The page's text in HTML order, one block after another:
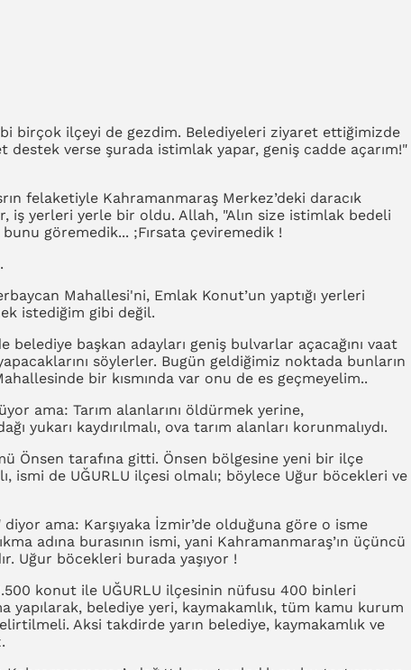
birçok ilçeyi de gezdim. Belediyeleri ziyaret ettiğimizde
destek verse şurada istimlak yapar, geniş cadde açarım!"
felaketiyle Kahramanmaraş Merkez’deki daracık
iş yerleri yerle bir oldu. Allah, "Alın size istimlak bedeli
göremedik... ;Fırsata çeviremedik !
Mahallesi'ni, Emlak Konut’un yaptığı yerleri
istediğim gibi değil.
belediye başkan adayları geniş bulvarlar açacağını vaat
söylerler. Bugün geldiğimiz noktada bunların
bir kısmında var onu de es geçmeyelim..
ama: Tarım alanlarını öldürmek yerine,
yukarı kaydırılmalı, ova tarım alanları korunmalıydı.
Önsen tarafına gitti. Önsen bölgesine yeni bir ilçe
ismi de UĞURLU ilçesi olmalı; böylece Uğur böcekleri ve
ama: Karşıyaka İzmir’de olduğuna göre o isme
adına burasının ismi, yani Kahramanmaraş’ın üçüncü
Uğur böcekleri burada yaşıyor !
konut ile UĞURLU ilçesinin nüfusu 400 binleri
yapılarak, belediye yeri, kaymakamlık, tüm kamu kurum
Aksi takdirde yarın belediye, kaymakamlık ve